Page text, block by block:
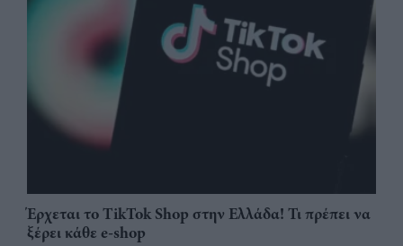
Έρχεται το TikTok Shop στην Ελλάδα! Τι πρέπει να
ξέρει κάθε e-shop